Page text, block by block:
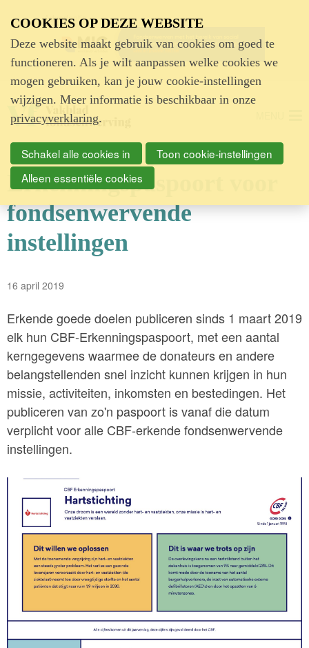
Advertentie
Erkenningspaspoort voor
fondsenwervende
instellingen
16 april 2019
Erkende goede doelen publiceren sinds 1 maart 2019
elk hun CBF-Erkenningspaspoort, met een aantal
kerngegevens waarmee de donateurs en andere
belangstellenden snel inzicht kunnen krijgen in hun
missie, activiteiten, inkomsten en bestedingen. Het
publiceren van zo'n paspoort is vanaf die datum
verplicht voor alle CBF-erkende fondsenwervende
instellingen.
COOKIES OP DEZE WEBSITE
Deze website maakt gebruik van cookies om goed te
functioneren. Als je wilt aanpassen welke cookies we
mogen gebruiken, kan je jouw cookie-instellingen
wijzigen. Meer informatie is beschikbaar in onze
privacyverklaring.
Schakel alle cookies in
Toon cookie-instellingen
Alleen essentiële cookies